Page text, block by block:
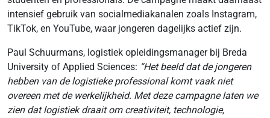
intensief gebruik van socialmediakanalen zoals Instagram,
TikTok, en YouTube, waar jongeren dagelijks actief zijn.
Paul Schuurmans, logistiek opleidingsmanager bij Breda
University of Applied Sciences: “Het beeld dat de jongeren
hebben van de logistieke professional komt vaak niet
overeen met de werkelijkheid. Met deze campagne laten we
zien dat logistiek draait om creativiteit, technologie,